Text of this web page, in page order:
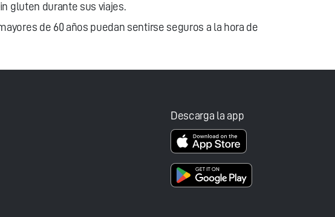
gluten durante sus viajes.
de 60 años puedan sentirse seguros a la hora de
Descarga la app